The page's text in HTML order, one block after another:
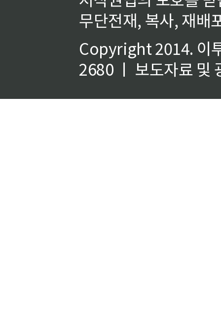
무단전재, 복사, 재배
Copyright 2014. 이
2680 ㅣ 보도자료